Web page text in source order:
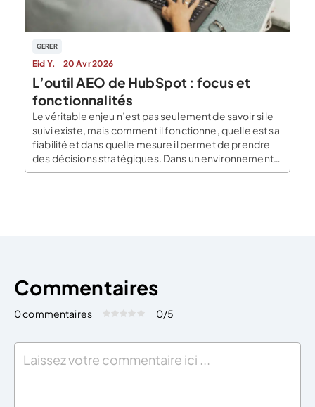
GERER
Eid Y. 20 Avr 2026
L’outil AEO de HubSpot : focus et
fonctionnalités
Le véritable enjeu n’est pas seulement de savoir si le
suivi existe, mais comment il fonctionne, quelle est sa
fiabilité et dans quelle mesure il permet de prendre
des décisions stratégiques. Dans un environnement
où les moteurs IA redéfinissent la visibilité, cette
Commentaires
0 commentaires Évaluez cet article:
0/5